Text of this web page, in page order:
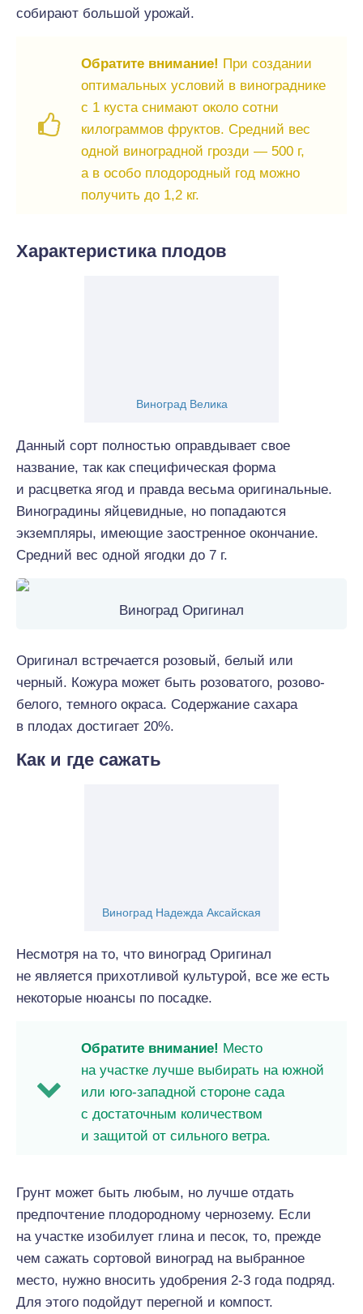
собирают большой урожай.
Обратите внимание! При создании
оптимальных условий в винограднике
с 1 куста снимают около сотни
килограммов фруктов. Средний вес
одной виноградной грозди — 500 г,
а в особо плодородный год можно
получить до 1,2 кг.
Характеристика плодов
Виноград Велика
Данный сорт полностью оправдывает свое
название, так как специфическая форма
и расцветка ягод и правда весьма оригинальные.
Виноградины яйцевидные, но попадаются
экземпляры, имеющие заостренное окончание.
Средний вес одной ягодки до 7 г.
Виноград Оригинал
Оригинал встречается розовый, белый или
черный. Кожура может быть розоватого, розово-
белого, темного окраса. Содержание сахара
в плодах достигает 20%.
Как и где сажать
Виноград Надежда Аксайская
Несмотря на то, что виноград Оригинал
не является прихотливой культурой, все же есть
некоторые нюансы по посадке.
Обратите внимание! Место
на участке лучше выбирать на южной
или юго-западной стороне сада
с достаточным количеством
и защитой от сильного ветра.
Грунт может быть любым, но лучше отдать
предпочтение плодородному чернозему. Если
на участке изобилует глина и песок, то, прежде
чем сажать сортовой виноград на выбранное
место, нужно вносить удобрения 2-3 года подряд.
Для этого подойдут перегной и компост.